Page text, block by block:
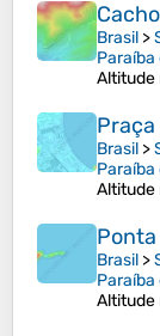
Brasil >
Altitude
Praça
Brasil >
Altitude
Ponta
Brasil >
Altitude